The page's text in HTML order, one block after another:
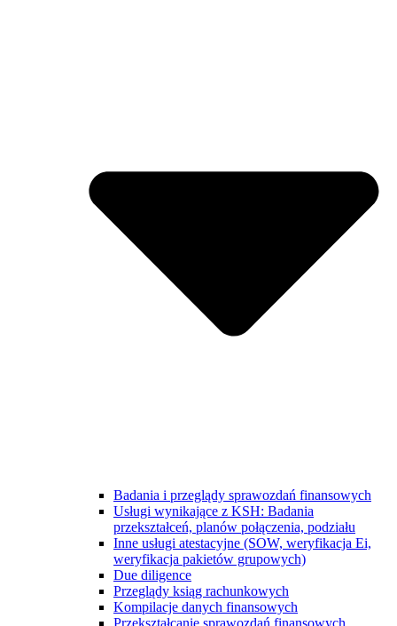
Badania i przeglądy sprawozdań finansowych
Usługi wynikające z KSH: Badania
przekształceń, planów połączenia, podziału
Inne usługi atestacyjne (SOW, weryfikacja Ei,
weryfikacja pakietów grupowych)
Due diligence
Przeglądy ksiąg rachunkowych
Kompilacje danych finansowych